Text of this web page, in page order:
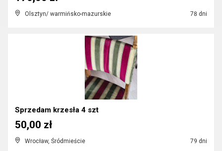
Olsztyn/ warmińsko-mazurskie 78 dni
Sprzedam krzesła 4 szt
Wrocław, Śródmieście 79 dni
50,00 zł